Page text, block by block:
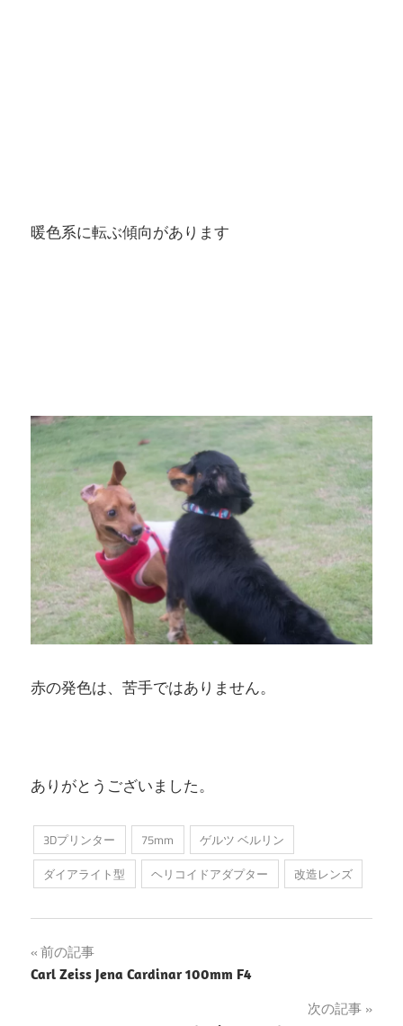
暖色系に転ぶ傾向があります
赤の発色は、苦手ではありません。
ありがとうございました。
3Dプリンター 75mm
ゲルツ ベルリン
ダイアライト型
ヘリコイドアダプター 改造レンズ
投
稿
前の記事
Carl Zeiss Jena Cardinar 100mm F4
次の記事